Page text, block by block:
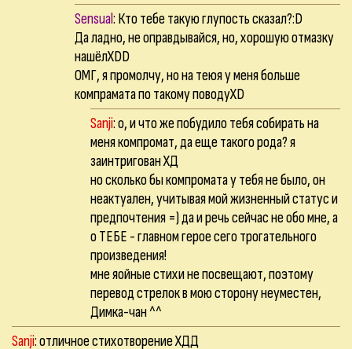
Sensual: Кто тебе такую глупость сказал?:D
Да ладно, не оправдывайся, но, хорошую отмазку
нашёлXDD
ОМГ, я промолчу, но на теюя у меня больше
компрамата по такому поводуXD
Sanji: о, и что же побудило тебя собирать на
меня компромат, да еще такого рода? я
заинтригован ХД
но сколько бы компромата у тебя не было, он
неактуален, учитывая мой жизненный статус и
предпочтения =) да и речь сейчас не обо мне, а
о ТЕБЕ - главном герое сего трогательного
произведения!
мне яойные стихи не посвещают, поэтому
перевод стрелок в мою сторону неуместен,
Димка-чан ^^
Sanji: отличное стихотворение ХДД